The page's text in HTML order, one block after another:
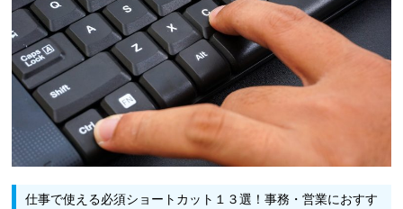
仕事で使える必須ショートカット１３選！事務・営業におすす